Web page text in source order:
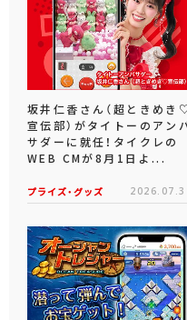
坂井仁香さん（超ときめき
宣伝部）がタイトーのアン
サダーに就任！タイクレの
WEB CMが8月1日よ...
プライズ・グッズ